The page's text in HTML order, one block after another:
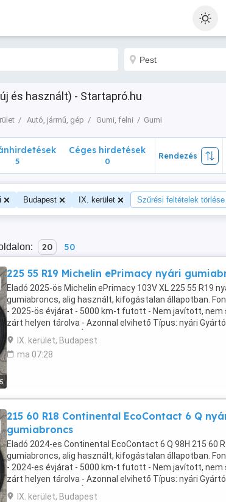
és használt) - Startapró.hu
Autó, jármű, gép Gumi, felni Gumi
5
Céges hirdetések
0
Rendezés
Budapest IX. kerület Szűrési feltételek törlése
20 50
5
225 55 R19 Michelin ePrimacy nyári
Eladó 2025-ös Michelin ePrimacy 103V XL 225 55 R19
gumiabroncs, alig használt, kifogástalan állapotban.
- 2025-ös évjárat - 5000 km-t futott - Nem javított, nem
zárt helyen tárolva - Azonnal elvihető Típus: nyári
Méret: 225 55 R19 Ár: 22.500 ...
IX. kerület, Budapest
ma 07:28
215 60 R18 Continental EcoContact 6 Q
gumiabroncs
Eladó 2024-es Continental EcoContact 6 Q 98H 215 60
gumiabroncs, alig használt, kifogástalan állapotban.
- 2024-es évjárat - 5000 km-t futott - Nem javított, nem
zárt helyen tárolva - Azonnal elvihető Típus: nyári
Méret: 215 60 R18 Ár: ...
IX. kerület, Budapest